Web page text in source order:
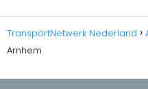
TransportNetwerk Nederland
Arnhem